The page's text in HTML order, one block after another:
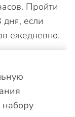
Пройти
если
ежедневно.
набору